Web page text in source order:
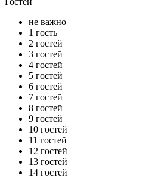
не важно
1 гость
2 гостей
3 гостей
4 гостей
5 гостей
6 гостей
7 гостей
8 гостей
9 гостей
10 гостей
11 гостей
12 гостей
13 гостей
14 гостей